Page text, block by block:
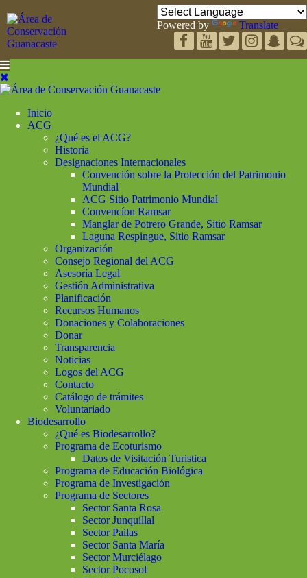
Powered by Translate
Inicio
ACG
¿Qué es el ACG?
Historia
Designaciones Internacionales
Convención sobre la Protección del Patrimonio
Mundial
ACG Sitio Patrimonio Mundial
Convencíon Ramsar
Manglar de Potrero Grande, Sitio Ramsar
Laguna Respingue, Sitio Ramsar
Organización
Consejo Regional del ACG
Asesoría Legal
Gestión Administrativa
Planificación
Recursos Humanos
Donaciones y Colaboraciones
Donar
Transparencia
Noticias
Logos del ACG
Contacto
Catálogo de trámites
Voluntariado
Biodesarrollo
¿Qué es Biodesarrollo?
Programa de Ecoturismo
Datos de Visitación Turistica
Programa de Educación Biológica
Programa de Investigación
Programa de Sectores
Sector Santa Rosa
Sector Junquillal
Sector Pailas
Sector Santa María
Sector Murciélago
Sector Pocosol